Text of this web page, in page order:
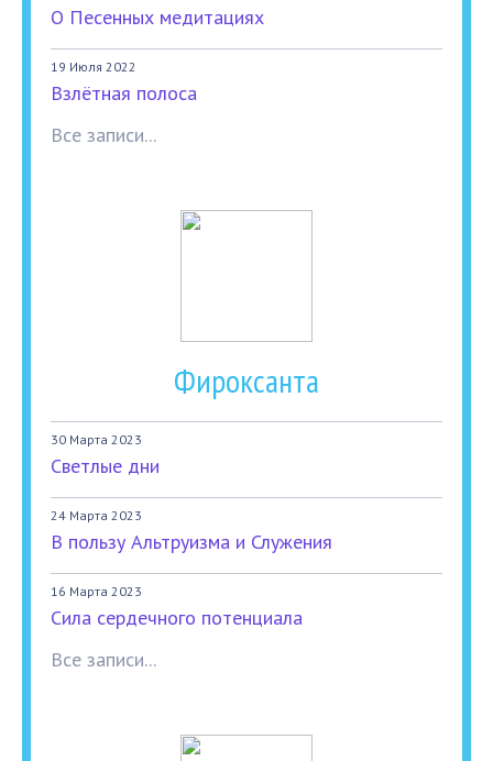
О Песенных медитациях
19 Июля 2022
Взлётная полоса
Все записи...
Фироксанта
30 Марта 2023
Светлые дни
24 Марта 2023
В пользу Альтруизма и Служения
16 Марта 2023
Сила сердечного потенциала
Все записи...